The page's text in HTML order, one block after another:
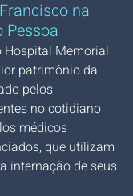
na
Pessoa
Hospital Memorial
patrimônio da
pelos
no cotidiano
médicos
que utilizam
internação de seus